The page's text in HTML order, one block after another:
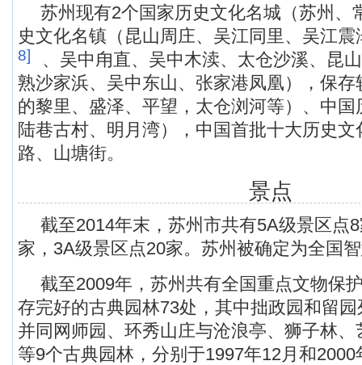
苏州现有2个国家历史文化名城（苏州、
史文化名镇（昆山周庄、吴江同里、吴江
8]
、吴中甪直、吴中木渎、太仓沙溪、昆
熟沙家浜、吴中东山、张家港凤凰），保
的黎里、盛泽、平望，太仓浏河等）、中
陆巷古村、明月湾），中国首批十大历史
路、山塘街。
景点
截至2014年末，苏州市共有5A级景区点
家，3A级景区点20家。苏州被确定为全国
截至2009年，苏州共有全国重点文物保
存完好的古典园林73处，其中拙政园和留
并同网师园、环秀山庄与沧浪亭、狮子林
等9个古典园林，分别于1997年12月和